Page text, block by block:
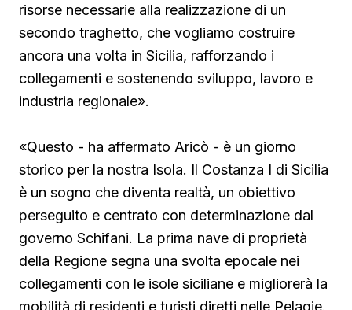
risorse necessarie alla realizzazione di un
secondo traghetto, che vogliamo costruire
ancora una volta in Sicilia, rafforzando i
collegamenti e sostenendo sviluppo, lavoro e
industria regionale».
«Questo - ha affermato Aricò - è un giorno
storico per la nostra Isola. Il Costanza I di Sicilia
è un sogno che diventa realtà, un obiettivo
perseguito e centrato con determinazione dal
governo Schifani. La prima nave di proprietà
della Regione segna una svolta epocale nei
collegamenti con le isole siciliane e migliorerà la
mobilità di residenti e turisti diretti nelle Pelagie.